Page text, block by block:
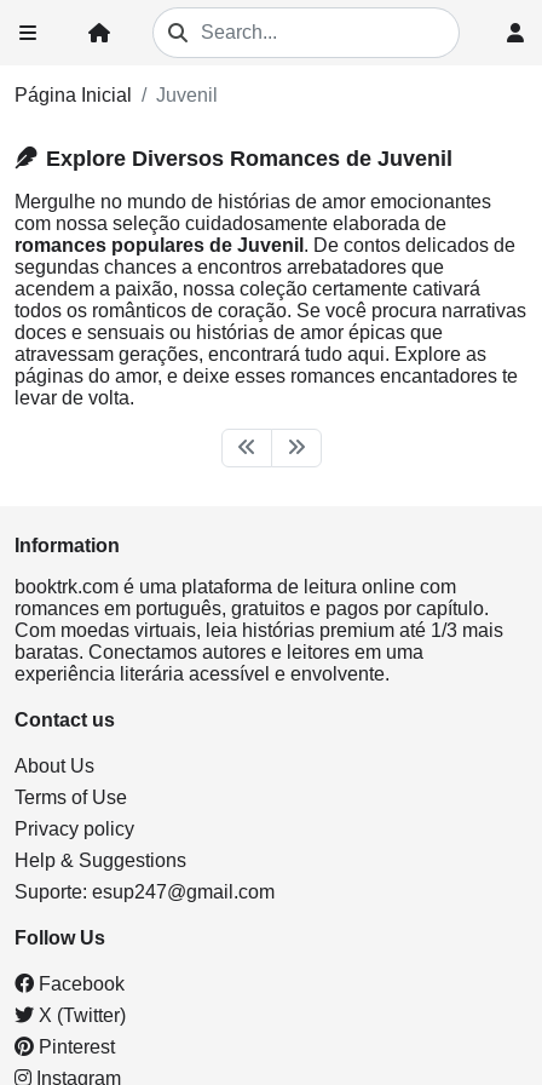
Página Inicial Juvenil
Explore Diversos Romances de Juvenil
Mergulhe no mundo de histórias de amor emocionantes
com nossa seleção cuidadosamente elaborada de
romances populares de Juvenil . De contos delicados de
segundas chances a encontros arrebatadores que
acendem a paixão, nossa coleção certamente cativará
todos os românticos de coração. Se você procura narrativas
doces e sensuais ou histórias de amor épicas que
atravessam gerações, encontrará tudo aqui. Explore as
páginas do amor, e deixe esses romances encantadores te
levar de volta.
Information
booktrk.com é uma plataforma de leitura online com
romances em português, gratuitos e pagos por capítulo.
Com moedas virtuais, leia histórias premium até 1/3 mais
baratas. Conectamos autores e leitores em uma
experiência literária acessível e envolvente.
Contact us
About Us
Terms of Use
Privacy policy
Help & Suggestions
Suporte: esup247@gmail.com
Follow Us
Facebook
X (Twitter)
Pinterest
Instagram